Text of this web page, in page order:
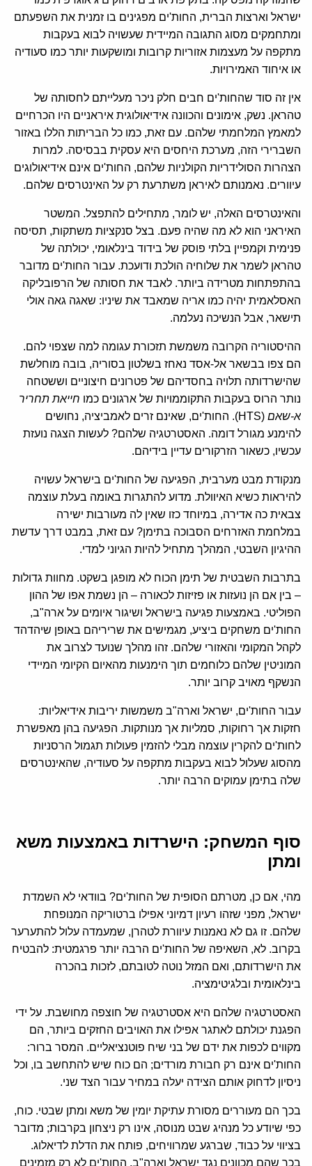
ישראל וארצות הברית, החות'ים מפגינים בו זמנית את השפעתם
ומתחמקים מסוג התגובה המיידית שעשויה לבוא בעקבות
מתקפה על מעצמות אזוריות קרובות ומושקעות יותר כמו סעודיה
או איחוד האמירויות.
אין זה סוד שהחות'ים חבים חלק ניכר מעלייתם לחסותה של
טהראן. נשק, אימונים והכוונה אידיאולוגית איראניים היו הכרחיים
למאמץ המלחמתי שלהם. עם זאת, כמו כל הבריתות הללו באזור
השברירי הזה, מערכת היחסים היא עסקית בבסיסה. למרות
הצהרות הסולידריות הקולניות שלהם, החות'ים אינם אידיאולוגים
עיוורים. נאמנותם לאיראן משתרעת רק על האינטרסים שלהם.
והאינטרסים האלה, יש לומר, מתחילים להתפצל. המשטר
האיראני הוא לא מה שהיה פעם. בצל סנקציות משתקות, תסיסה
פנימית וקמפיין בלתי פוסק של בידוד בינלאומי, יכולתה של
טהראן לשמר את שלוחיה הולכת ודועכת. עבור החות'ים מדובר
בהתפתחות מטרידה ביותר. לאבד את חסותה של הרפובליקה
האסלאמית יהיה כמו אריה שמאבד את שיניו: שאגה גאה אולי
תישאר, אבל הנשיכה נעלמה.
ההיסטוריה הקרובה משמשת תזכורת עגומה למה שצפוי להם.
הם צפו בבשאר אל-אסד נאחז בשלטון בסוריה, בובה מוחלשת
שהישרדותה תלויה בחסדיהם של פטרונים חיצוניים וששטחה
נותר הרוס בעקבות התקוממויות של ארגונים כמו חייאת תחריר
א-שאם
(HTS). החות'ים, שאינם זרים לאמביציה, נחושים
להימנע מגורל דומה. האסטרטגיה שלהם? לעשות הצגה נועזת
עכשיו, כשאור הזרקורים עדיין בידיהם.
מנקודת מבט מערבית, הפגיעה של החות'ים בישראל עשויה
להיראות כשיא האיוולת. מדוע להתגרות באומה בעלת עוצמה
צבאית כה אדירה, במיוחד כזו שאין לה מעורבות ישירה
במלחמת האזרחים הסבוכה בתימן? עם זאת, במבט דרך עדשת
ההיגיון השבטי, המהלך מתחיל להיות הגיוני למדי.
בתרבות השבטית של תימן הכוח לא מופגן בשקט. מחוות גדולות
– בין אם הן נועזות או פזיזות לכאורה – הן נשמת אפו של ההון
הפוליטי. באמצעות פגיעה בישראל ושיגור איומים על ארה"ב,
החות'ים משחקים ביציע, מגמישים את שריריהם באופן שיהדהד
לקהל המקומי והאזורי שלהם. זהו מהלך שנועד לצרוב את
המוניטין שלהם כלוחמים תוך הימנעות מהאיום הקיומי המיידי
הנשקף מאויב קרוב יותר.
עבור החות'ים, ישראל וארה"ב משמשות יריבות אידיאליות:
חזקות אך רחוקות, סמליות אך מנותקות. הפגיעה בהן מאפשרת
לחות'ים להקרין עוצמה מבלי להזמין פעולות תגמול הרסניות
מהסוג שעלול לבוא בעקבות מתקפה על סעודיה, שהאינטרסים
שלה בתימן עמוקים הרבה יותר.
סוף המשחק: הישרדות באמצעות משא
ומתן
מהי, אם כן, מטרתם הסופית של החות'ים? בוודאי לא השמדת
ישראל, מפני שזהו רעיון דמיוני אפילו ברטוריקה המנופחת
שלהם. זו גם לא נאמנות עיוורת לטהרן, שמעמדה עלול להתערער
בקרוב. לא, השאיפה של החות'ים הרבה יותר פרגמטית: להבטיח
את הישרדותם, ואם המזל נוטה לטובתם, לזכות בהכרה
בינלאומית ובלגיטימציה.
האסטרטגיה שלהם היא אסטרטגיה של חוצפה מחושבת. על ידי
הפגנת יכולתם לאתגר אפילו את האויבים החזקים ביותר, הם
מקווים לכפות את ידם של בני שיח פוטנציאליים. המסר ברור:
החות'ים אינם רק חבורת מורדים; הם כוח שיש להתחשב בו, וכל
ניסיון לדחוק אותם הצידה יעלה במחיר עבור הצד שני.
בכך הם מעוררים מסורת עתיקת יומין של משא ומתן שבטי. כוח,
כפי שיודע כל מנהיג שבט מנוסה, אינו רק ניצחון בקרבות; מדובר
בציווי על כבוד, שברגע שמרוויחים, פותח את הדלת לדיאלוג.
בכך שהם מכוונים נגד ישראל וארה"ב, החות'ים לא רק מזמינים